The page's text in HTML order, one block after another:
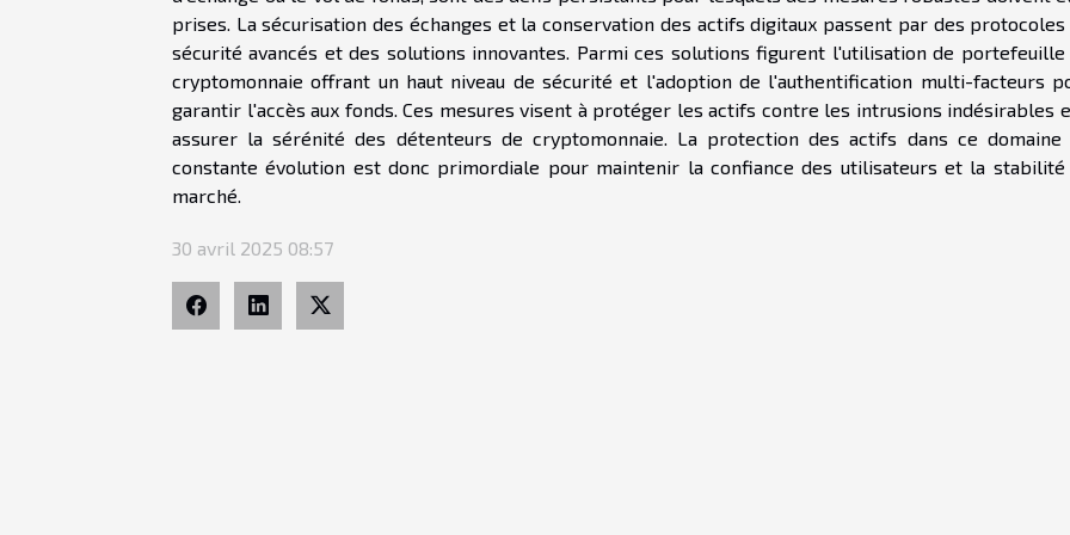
prises. La sécurisation des échanges et la conservation des actifs digitaux passent par des protocoles
sécurité avancés et des solutions innovantes. Parmi ces solutions figurent l'utilisation de portefeuille
cryptomonnaie offrant un haut niveau de sécurité et l'adoption de l'authentification multi-facteurs
garantir l'accès aux fonds. Ces mesures visent à protéger les actifs contre les intrusions indésirables
assurer la sérénité des détenteurs de cryptomonnaie. La protection des actifs dans ce domaine
constante évolution est donc primordiale pour maintenir la confiance des utilisateurs et la stabilité
marché.
30 avril 2025 08:57